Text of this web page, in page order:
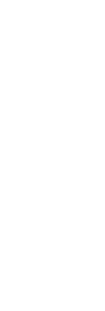
- (Pháp cú kệ 29,